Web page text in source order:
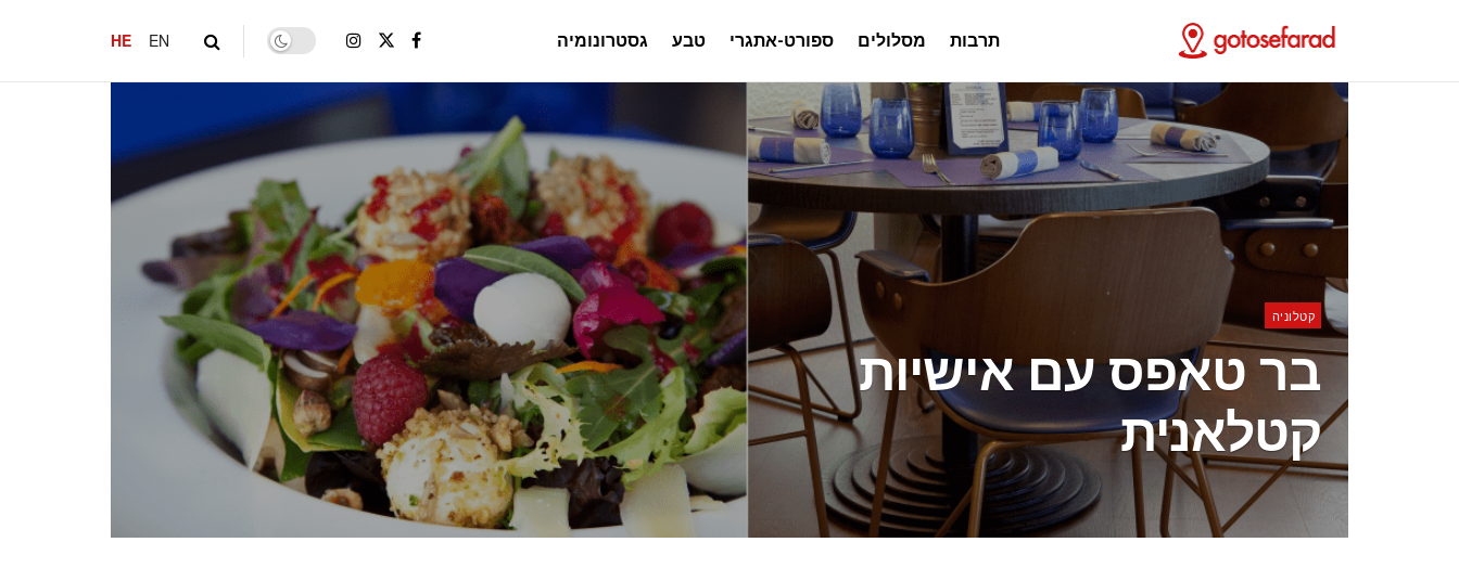
תרבות מסלולים ספורט-אתגרי טבע גסטרונומיה HE EN
קטלוניה
בר טאפס עם אישיות
קטלאנית